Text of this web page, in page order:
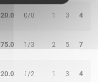
20.0 0/0 1 3 4
75.0 1/3 2 5 7
20.0 1/2 1 3 4